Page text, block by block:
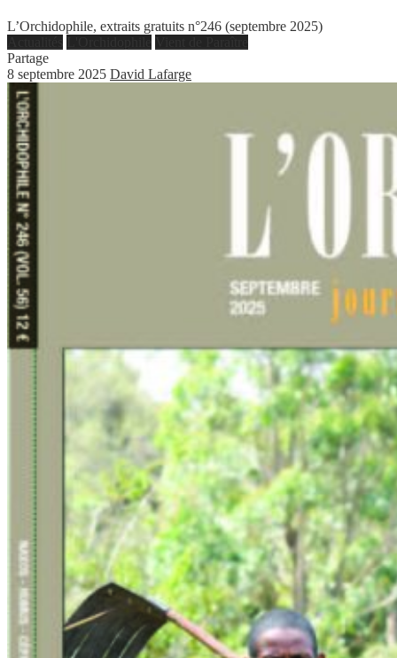
L’Orchidophile, extraits gratuits n°246 (septembre 2025)
Partage
8 septembre 2025 David Lafarge